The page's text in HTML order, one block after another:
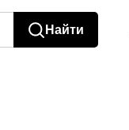
Найти